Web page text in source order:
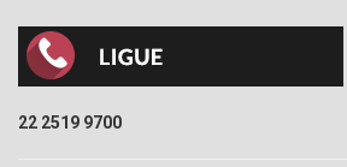
22 2519 9700